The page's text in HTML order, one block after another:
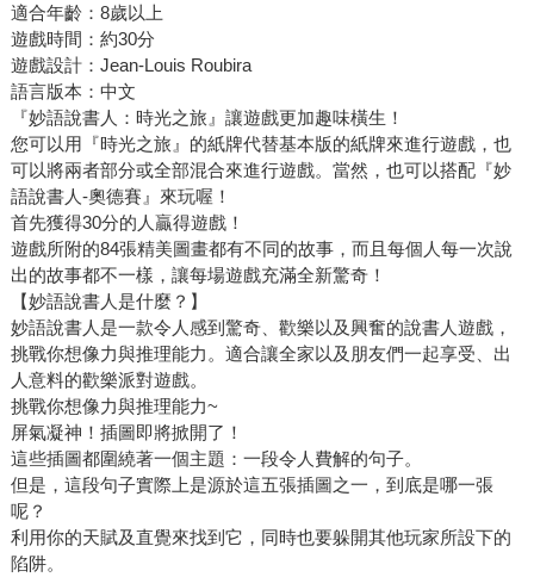
適合年齡：8歲以上
遊戲時間：約30分
遊戲設計：Jean-Louis Roubira
語言版本：中文
『妙語說書人：時光之旅』讓遊戲更加趣味橫生！
您可以用『時光之旅』的紙牌代替基本版的紙牌來進行遊戲，也
可以將兩者部分或全部混合來進行遊戲。當然，也可以搭配『妙
語說書人-奧德賽』來玩喔！
首先獲得30分的人贏得遊戲！
遊戲所附的84張精美圖畫都有不同的故事，而且每個人每一次說
出的故事都不一樣，讓每場遊戲充滿全新驚奇！
【妙語說書人是什麼？】
妙語說書人是一款令人感到驚奇、歡樂以及興奮的說書人遊戲，
挑戰你想像力與推理能力。適合讓全家以及朋友們一起享受、出
人意料的歡樂派對遊戲。
挑戰你想像力與推理能力~
屏氣凝神！插圖即將掀開了！
這些插圖都圍繞著一個主題：一段令人費解的句子。
但是，這段句子實際上是源於這五張插圖之一，到底是哪一張
呢？
利用你的天賦及直覺來找到它，同時也要躲開其他玩家所設下的
陷阱。